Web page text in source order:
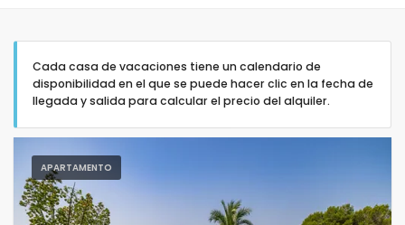
Apartamentos
Personas
Cada casa de vacaciones tiene un calendario de
disponibilidad en el que se puede hacer clic en la fecha de
llegada y salida para calcular el precio del alquiler.
APARTAMENTO